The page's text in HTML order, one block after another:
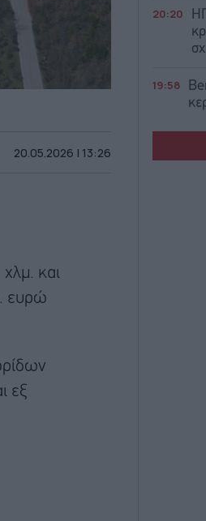
20.05.2026 | 13:26
και
ευρώ
εξ
20:20
19:58